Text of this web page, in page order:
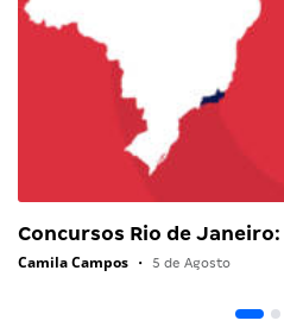
Concursos Rio de
Camila Campos • 5 de Agosto